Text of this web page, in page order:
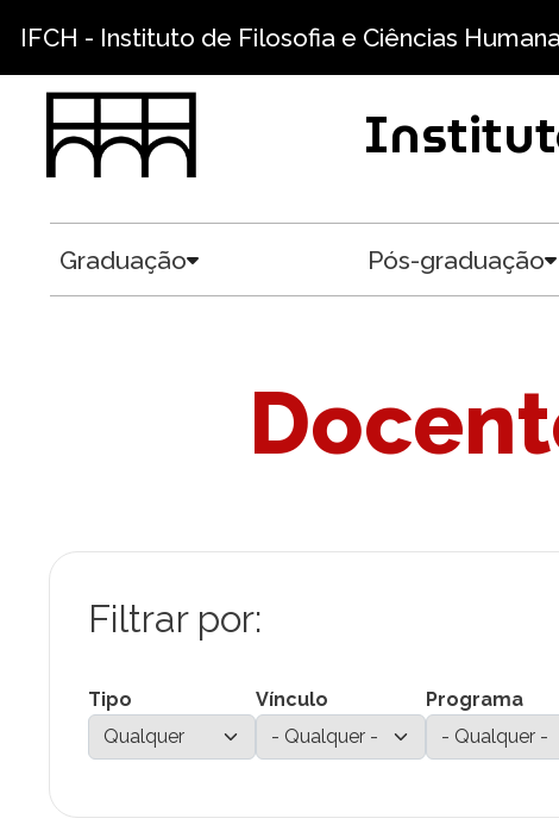
IFCH - Instituto de Filosofia e Ciências
Graduação Pós-graduação
Tipo Vínculo Programa